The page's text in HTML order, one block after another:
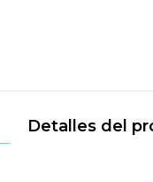
Detalles del